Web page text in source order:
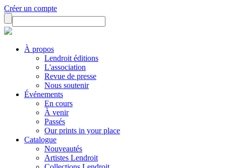
Créer un compte
À propos
Lendroit éditions
L'association
Revue de presse
Nous soutenir
Événements
En cours
À venir
Passés
Our prints in your place
Catalogue
Nouveautés
Artistes Lendroit